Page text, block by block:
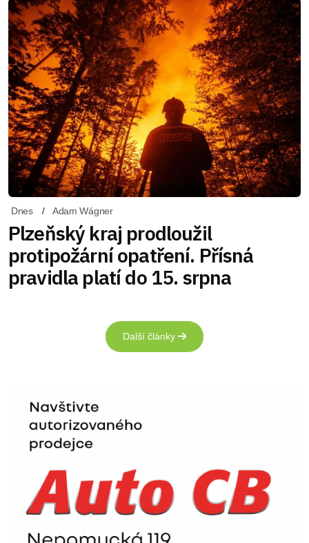
Dnes Adam Wágner
Plzeňský kraj prodloužil
protipožární opatření. Přísná
pravidla platí do 15. srpna
Další články